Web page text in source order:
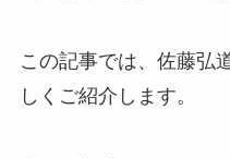
この記事では、佐藤弘
しくご紹介します。